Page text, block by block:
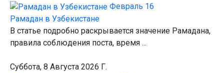
Февраль 16
Рамадан в Узбекистане
В статье подробно раскрывается значение Рамадана,
правила соблюдения поста, время ...
Суббота, 8 Августа 2026 Г.